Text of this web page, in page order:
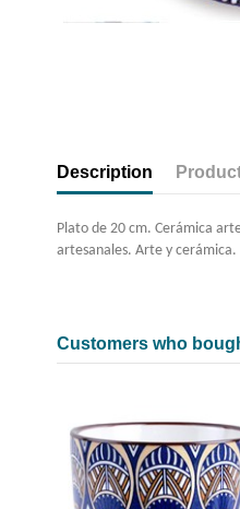
Description
Plato de 20 cm. Cerámica
artesanales. Arte y
Customers who